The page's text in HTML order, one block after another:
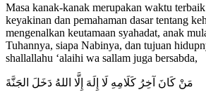
Masa kanak-kanak merupakan waktu
keyakinan dan pemahaman dasar tentang
mengenalkan keutamaan syahadat, anak
Tuhannya, siapa Nabinya, dan tujuan
shallallahu ‘alaihi wa sallam juga bersabda,
مَنْ كَانَ آخِرُ كَلَامِهِ لَا إِلَهَ إِلَّا اللهُ دَخَلَ الجَنَّةَ